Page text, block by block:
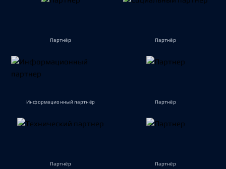
Партнёр Партнёр
Информационный партнёр Партнёр
Партнёр Партнёр